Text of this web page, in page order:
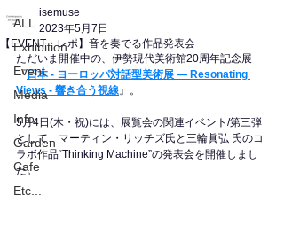
ALL
Exhibition
Event
Media
Info.
Garden
Cafe
Etc...
【EVENT・レポ】音を奏でる作品発表会
isemuse
2023年5月7日
ただいま開催中の、伊勢現代美術館20周年記念展
『日本 - ヨーロッパ対話型美術展 — Resonating
Views - 響き合う視線』。
5月4日(木・祝)には、展覧会の関連イベント/第三弾
として、マーティン・リッチズ氏と三輪眞弘 氏のコ
ラボ作品“Thinking Machine”の発表会を開催しまし
た。